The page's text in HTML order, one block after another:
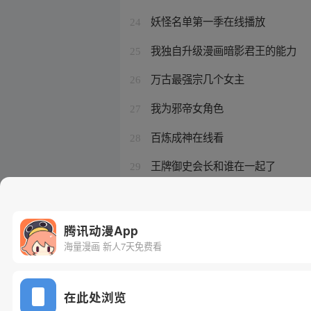
24 妖怪名单第一季在线播放
25 我独自升级漫画暗影君王的能力
26 万古最强宗几个女主
27 我为邪帝女角色
28 百炼成神在线看
29 王牌御史会长和谁在一起了
腾讯动漫App
海量漫画 新人7天免费看
在此处浏览